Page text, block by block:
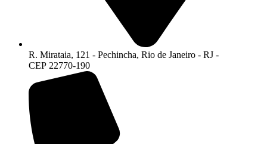
R. Mirataia, 121 - Pechincha, Rio de Janeiro - RJ -
CEP 22770-190